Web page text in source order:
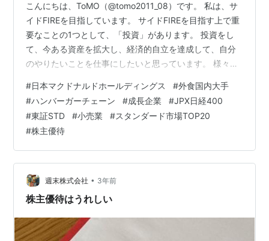
こんにちは、ToMO（@tomo2011_08）です。 私は、サ
イドFIREを目指しています。 サイドFIREを目指す上で重
要なことの1つとして、「投資」があります。 投資をし
て、今ある資産を拡大し、経済的自立を達成して、自分
のやりたいことを仕事にしたいと思っています。 様々な
あり、株式投資を行う上で株式銘柄を分析することは非
常に重要なことです。 日本株式投資をされる方の必需品
といえるのが、以下の四季報になります。 お持ちでない
方は、以下から購入して読まれることをお勧めします。
リンク 銘柄の事業内容は？、業績はどうか？、配当はい
くらなのか？…
#日本マクドナルドホールディングス #外食国内大手
#ハンバーガーチェーン #成長企業 #JPX日経400
#東証STD #小売業 #スタンダード市場TOP20
#株主優待
週末株式会社 • 3年前
株主優待はうれしい